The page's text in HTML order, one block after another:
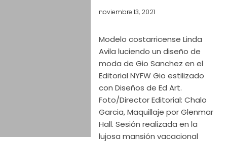
noviembre 13, 2021
Modelo costarricense Linda
Avila luciendo un diseño de
moda de Gio Sanchez en el
Editorial NYFW Gio estilizado
con Diseños de Ed Art.
Foto/Director Editorial: Chalo
Garcia, Maquillaje por Glenmar
Hall. Sesión realizada en la
lujosa mansión vacacional